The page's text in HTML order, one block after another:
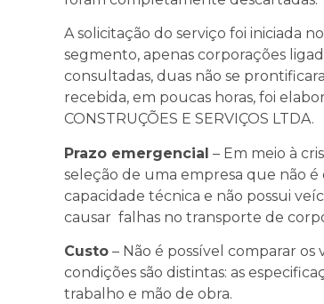
A solicitação do serviço foi iniciada
segmento, apenas corporações
consultadas, duas não se
recebida, em poucas horas, foi
CONSTRUÇÕES E SERVIÇOS LTDA.
Prazo emergencial – Em meio à
seleção de uma empresa que não
capacidade técnica e não possui
causar falhas no transporte de
Custo – Não é possível comparar
condições são distintas: as
trabalho e mão de obra.